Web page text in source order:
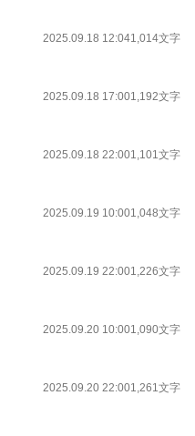
2025.09.18 12:041,014文字
2025.09.18 17:001,192文字
2025.09.18 22:001,101文字
2025.09.19 10:001,048文字
2025.09.19 22:001,226文字
2025.09.20 10:001,090文字
2025.09.20 22:001,261文字